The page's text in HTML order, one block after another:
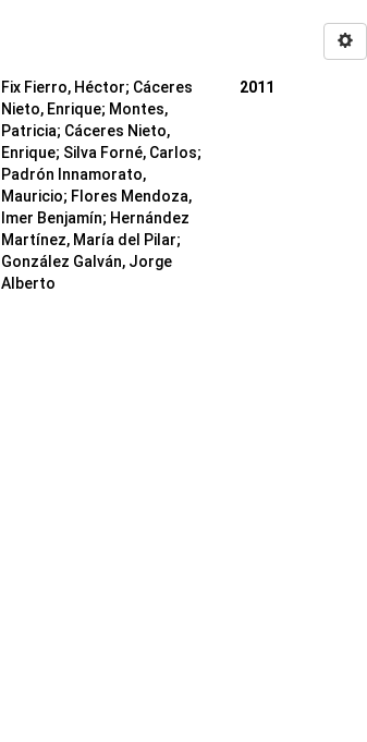
Fix Fierro, Héctor; Cáceres
Nieto, Enrique; Montes,
Patricia; Cáceres Nieto,
Enrique; Silva Forné, Carlos;
Padrón Innamorato,
Mauricio; Flores Mendoza,
Imer Benjamín; Hernández
Martínez, María del Pilar;
González Galván, Jorge
Alberto
2011